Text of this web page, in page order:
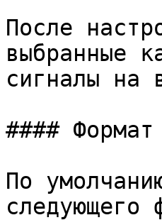
После
выбранные
сигналы на
#### Формат
По
следующего